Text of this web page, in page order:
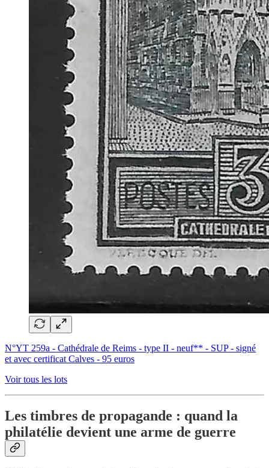
N°YT 259a - Cathédrale de Reims - type II - neuf** - SUP - signé
et avec certificat Calves - 95 euros
Voir tous les lots
Les timbres de propagande : quand la
philatélie devient une arme de guerre